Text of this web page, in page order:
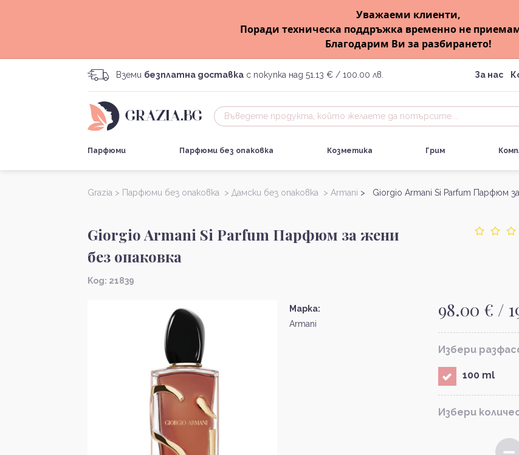
Уважаеми клиенти,
Поради техническа поддръжка временно не
Благодарим Ви за разбирането!
Вземи безплатна доставка с покупка над 51.13 € / 100.00 лв. За нас
Парфюми Парфюми без опаковка Козметика Грим
Grazia > Парфюми без опаковка > Дамски без опаковка > Armani > Giorgio Armani Si Parfum Парфюм
Giorgio Armani Si Parfum Парфюм за жени
без опаковка
Kод: 21839
Марка:
Armani
98.00 € /
Избери
100 ml
Избери